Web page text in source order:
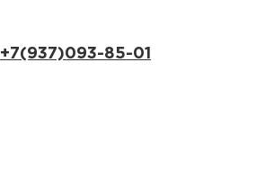
+7(937)093-85-01